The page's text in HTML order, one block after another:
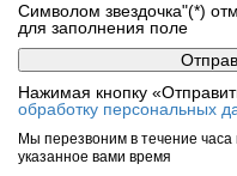
Символом звездочка"(*)
для заполнения поле
Нажимая кнопку
обработку персональных
Мы перезвоним в течение часа
указанное вами время